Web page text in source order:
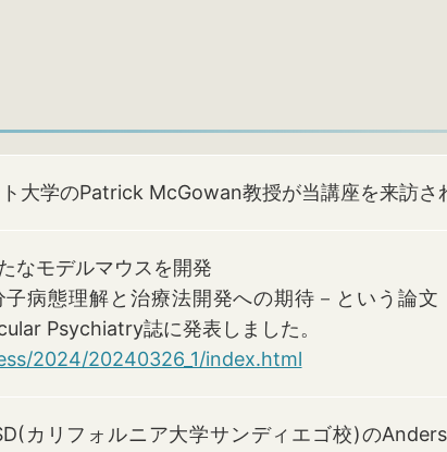
大学のPatrick McGowan教授が当講座を来訪さ
なモデルマウスを開発
子病態理解と治療法開発への期待－という論文
Psychiatry誌に発表しました。
2024/20240326_1/index.html
カリフォルニア大学サンディエゴ校)の